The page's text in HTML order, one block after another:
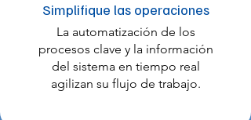
Simplifique las operaciones
La automatización de los
procesos clave y la información
del sistema en tiempo real
agilizan su flujo de trabajo.